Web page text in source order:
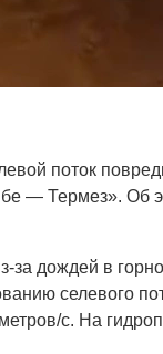
поток
— Термез». Об
дождей в
селевого
с. На